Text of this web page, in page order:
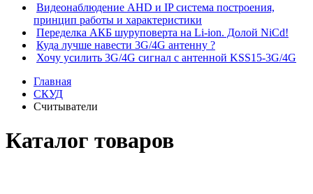
Видеонаблюдение AHD и IP система построения,
принцип работы и характеристики
Переделка АКБ шуруповерта на Li-ion. Долой NiCd!
Куда лучше навести 3G/4G антенну ?
Хочу усилить 3G/4G сигнал с антенной KSS15-3G/4G
Главная
СКУД
Считыватели
Каталог товаров